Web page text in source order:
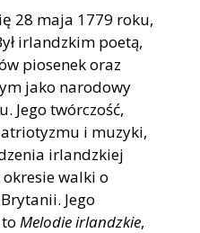
28 maja 1779 roku,
irlandzkim poetą,
piosenek oraz
jako narodowy
Jego twórczość,
i muzyki,
irlandzkiej
walki o
Jego
Melodie irlandzkie,